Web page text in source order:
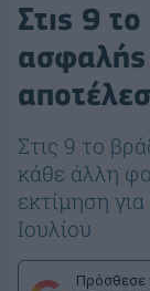
Στις 9
ασφαλής
Στις 9 το
κάθε άλλη
εκτίμηση
Ιουλίου
Πρόσθεσε